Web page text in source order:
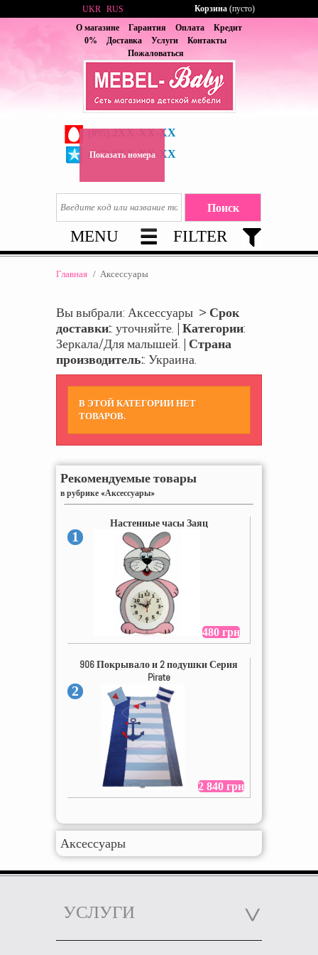
О магазине Гарантия Оплата
Кредит
0%
Доставка Услуги
Контакты
Пожаловаться
2XX-XX-XX
(067) 6XX-XX-XX
Показать номера
UKR RUS Корзина (пусто)
MENU FILTER
Главная / Аксессуары
Вы выбрали: Аксессуары > Срок
доставки:: уточняйте. | Категории:
Зеркала/Для малышей. | Страна
производитель:: Украина.
В ЭТОЙ КАТЕГОРИИ НЕТ
ТОВАРОВ.
Рекомендуемые товары
в рубрике «Аксессуары»
Настенные часы Заяц
1
480 грн
906 Покрывало и 2 подушки Серия
Pirate
2
2 840 грн
Аксессуары
УСЛУГИ